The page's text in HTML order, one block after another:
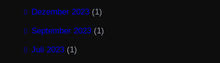
Dezember 2023 (1)
September 2023 (1)
Juli 2023 (1)